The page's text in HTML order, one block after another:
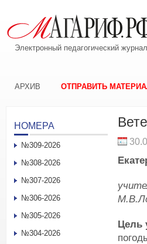
Электронный педагогический журнал
АРХИВ ОТПРАВИТЬ
Цель
НОМЕРА
№309-2026
№308-2026
№307-2026
№306-2026
№305-2026
№304-2026